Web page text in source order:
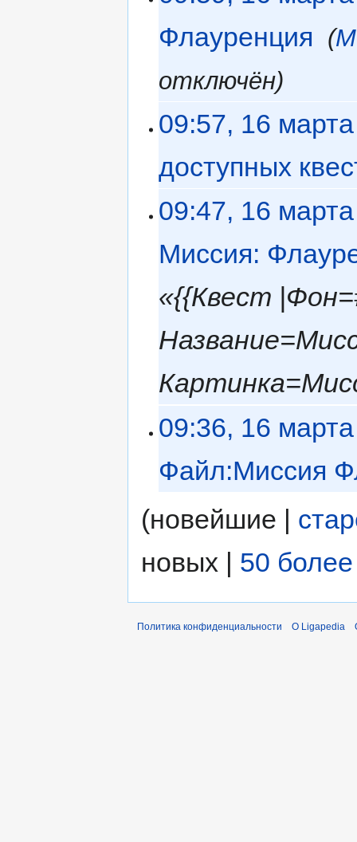
Флауренция
отключён
09:57, 16
доступных
09:47, 16
Миссия:
«{{Квест
09:36, 16
Файл:Миссия
(новейшие |
новых | 50
Политика конфиденциальности О Ligapedia